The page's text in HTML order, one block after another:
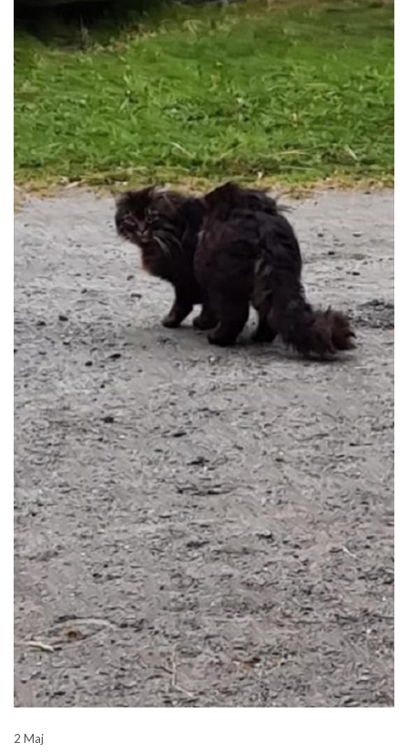
2 Maj